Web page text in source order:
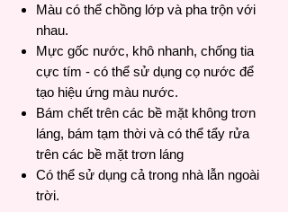
Màu có thể chồng lớp và pha trộn với
nhau.
Mực gốc nước, khô nhanh, chống tia
cực tím - có thể sử dụng cọ nước để
tạo hiệu ứng màu nước.
Bám chết trên các bề mặt không trơn
láng, bám tạm thời và có thể tẩy rửa
trên các bề mặt trơn láng
Có thể sử dụng cả trong nhà lẫn ngoài
trời.